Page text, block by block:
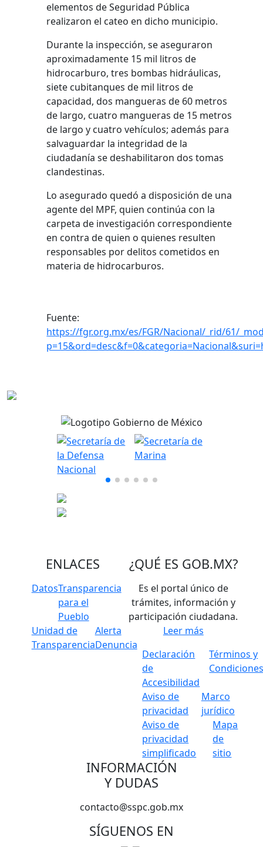
elementos de Seguridad Pública
realizaron el cateo en dicho municipio.
Durante la inspección, se aseguraron
aproximadamente 15 mil litros de
hidrocarburo, tres bombas hidráulicas,
siete cubitanques de mil litros de
capacidad, dos mangueras de 60 metros
de largo, cuatro mangueras de 15 metros
de largo y cuatro vehículos; además para
salvaguardar la integridad de la
ciudadanía se deshabilitaron dos tomas
clandestinas.
Lo asegurado quedó a disposición de una
agente del MPF, quien continúa con la
carpeta de investigación correspondiente
en contra de quien o quienes resulten
responsables por delitos cometidos en
materia de hidrocarburos.
Fuente:
https://fgr.org.mx/es/FGR/Nacional/_rid/61/
ENLACES
DatosTransparencia
para el
Pueblo
Unidad de
Transparencia
Alerta
Denuncia
¿QUÉ ES GOB.MX?
Es el portal único de
trámites, información y
participación ciudadana.
Leer más
Declaración
de
Accesibilidad
Términos y
Aviso de
privacidad
Marco
jurídico
Aviso de
privacidad
simplificado
Mapa
de
sitio
INFORMACIÓN
Y DUDAS
contacto@sspc.gob.mx
SÍGUENOS EN